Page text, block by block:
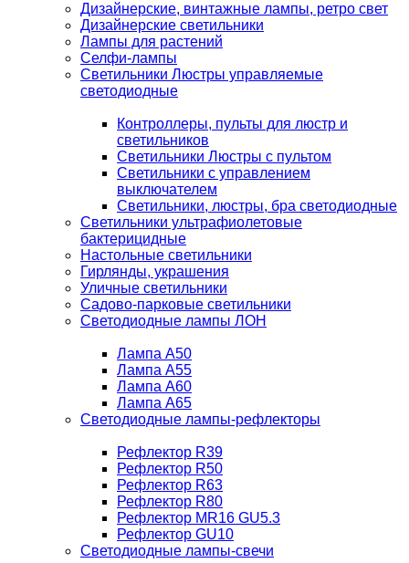
Дизайнерские, винтажные лампы, ретро свет
Дизайнерские светильники
Лампы для растений
Селфи-лампы
Светильники Люстры управляемые
светодиодные
Контроллеры, пульты для люстр и
светильников
Светильники Люстры с пультом
Светильники с управлением
выключателем
Светильники, люстры, бра светодиодные
Светильники ультрафиолетовые
бактерицидные
Настольные светильники
Гирлянды, украшения
Уличные светильники
Садово-парковые светильники
Светодиодные лампы ЛОН
Лампа A50
Лампа A55
Лампа A60
Лампа A65
Светодиодные лампы-рефлекторы
Рефлектор R39
Рефлектор R50
Рефлектор R63
Рефлектор R80
Рефлектор MR16 GU5.3
Рефлектор GU10
Светодиодные лампы-свечи